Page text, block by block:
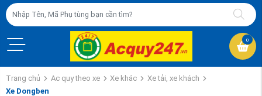
0
Trang chủ Ac quy theo xe Xe khác
Xe tải, xe khách
Xe Dongben